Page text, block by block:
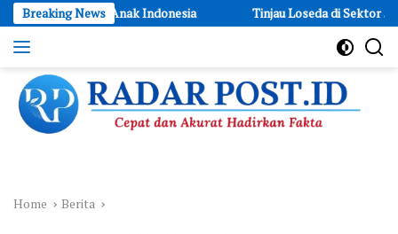
Skip
to
content
Breaking News
Film Anak Indonesia Tinjau Loseda di Sektor 5 Cimahi,
dan
Akurat
Hadirkan
Fakta
Home Berita